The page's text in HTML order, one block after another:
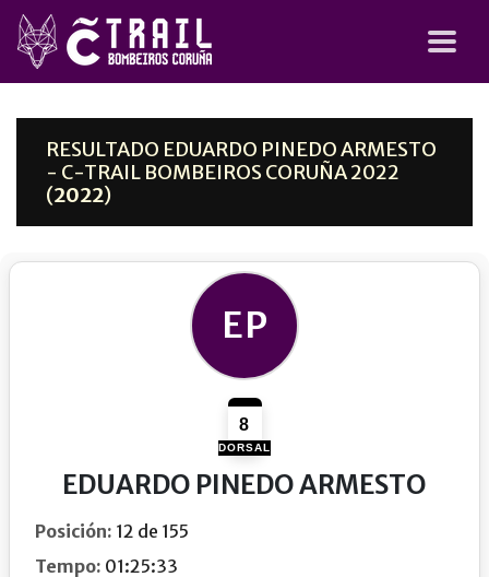
RESULTADO EDUARDO PINEDO ARMESTO
- C-TRAIL BOMBEIROS CORUÑA 2022
(2022)
EP
8
DORSAL
EDUARDO PINEDO ARMESTO
Posición: 12 de 155
Tempo: 01:25:33